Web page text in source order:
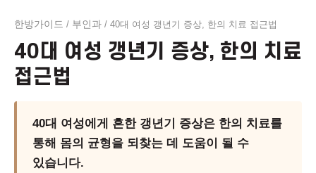
한방가이드 / 부인과 / 40대 여성 갱년기 증상, 한의 치료 접근법
40대 여성 갱년기 증상, 한의 치료
접근법
40대 여성에게 흔한 갱년기 증상은 한의 치료를
통해 몸의 균형을 되찾는 데 도움이 될 수
있습니다.